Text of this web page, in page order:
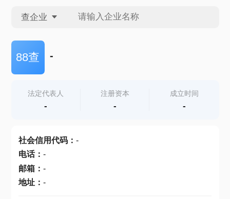
查企业
查企业
查产地
88查 -
法定代表人
-
注册资本
-
成立时间
-
社会信用代码： -
电话： -
邮箱： -
地址： -